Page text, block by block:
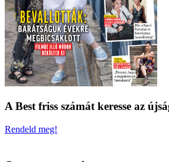
A Best friss számát keresse az
Rendeld meg!